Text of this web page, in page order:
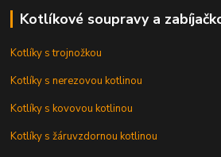
Kotlíkové soupravy a
Kotlíky s trojnožkou
Kotlíky s nerezovou kotlinou
Kotlíky s kovovou kotlinou
Kotlíky s žáruvzdornou kotlinou